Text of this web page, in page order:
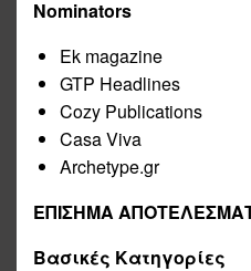
Nominators
Ek magazine
GTP Headlines
Cozy Publications
Casa Viva
Archetype.gr
ΕΠΙΣΗΜΑ
Βασικές Κατηγορίες